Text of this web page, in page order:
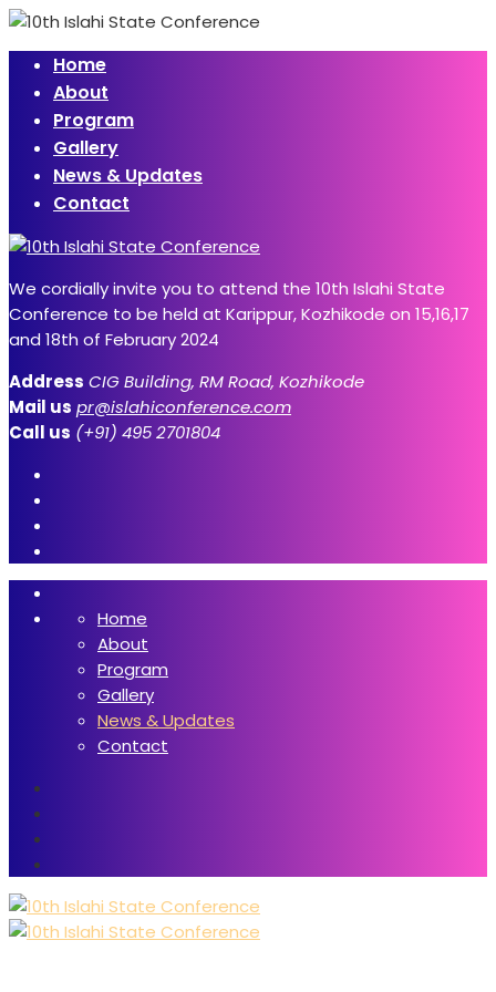
Home
About
Program
Gallery
News & Updates
Contact
We cordially invite you to attend the 10th Islahi State
Conference to be held at Karippur, Kozhikode on 15,16,17
and 18th of February 2024
Address CIG Building, RM Road, Kozhikode
Mail us pr@islahiconference.com
Call us (+91) 495 2701804
Home
About
Program
Gallery
News & Updates
Contact